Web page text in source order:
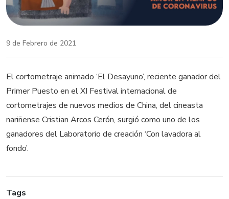
9 de Febrero de 2021
El cortometraje animado ‘El Desayuno’, reciente ganador del
Primer Puesto en el XI Festival internacional de
cortometrajes de nuevos medios de China, del cineasta
nariñense Cristian Arcos Cerón, surgió como uno de los
ganadores del Laboratorio de creación ‘Con lavadora al
fondo’.
Tags